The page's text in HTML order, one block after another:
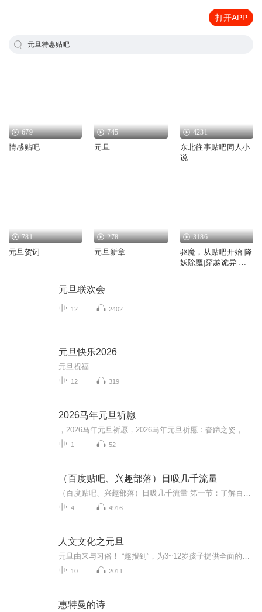
打开APP
元旦特惠贴吧
679
情感贴吧
745
元旦
4231
东北往事贴吧同人小
说
781
元旦贺词
278
元旦新章
3186
驱魔，从贴吧开始|降
妖除魔|穿越诡异|贴
元旦联欢会
12 2402
元旦快乐2026
元旦祝福
12 319
2026马年元旦祈愿
1 52
（百度贴吧、兴趣部落）日吸几千流量
4 4916
人文文化之元旦
10 2011
惠特曼的诗